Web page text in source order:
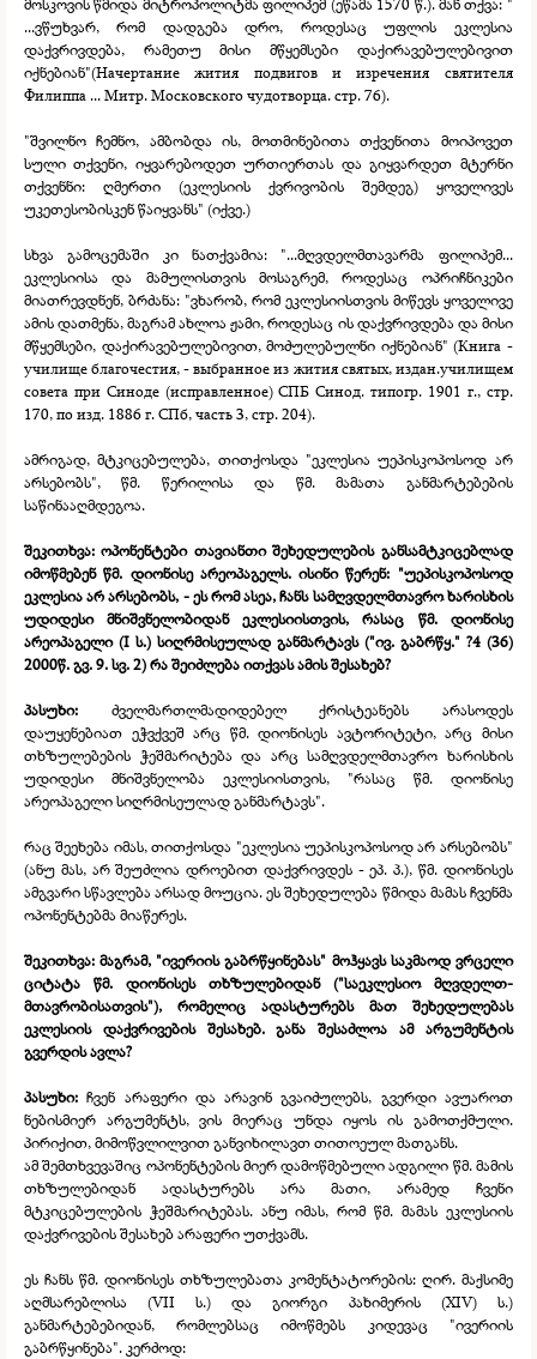
...ვწუხვარ, რომ დადგება დრო, როდესაც უფლის ეკლესია
დაქვრივდება, რამეთუ მისი მწყემსები დაქირავებულებივით
იქნებიან"(Начертание жития подвигов и изречения святителя
Филиппа ... Митр. Московского чудотворца. стр. 76).
"შვილნო ჩემნო, ამბობდა ის, მოთმინებითა თქვენითა მოიპოვეთ
სული თქვენი, იყვარებოდეთ ურთიერთას და გიყვარდეთ მტერნი
თქვენნი: ღმერთი (ეკლესიის ქვრივობის შემდეგ) ყოველივეს
უკეთესობისკენ წაიყვანს" (იქვე.)
სხვა გამოცემაში კი ნათქვამია: "...მღვდელმთავარმა ფილიპემ...
ეკლესიისა და მამულისთვის მოსაგრემ, როდესაც ოპრიჩნიკები
მიათრევდნენ, ბრძანა: "ვხარობ, რომ ეკლესიისთვის მიწევს ყოველივე
ამის დათმენა, მაგრამ ახლოა ჟამი, როდესაც ის დაქვრივდება და მისი
მწყემსები, დაქირავებულებივით, მოძულებულნი იქნებიან" (Книга -
училище благочестия, -выбранное из жития святых, издан.училищем
совета при Синоде (исправленное) СПБ Синод. типогр. 1901 г., стр.
170, по изд. 1886 г. СПб, часть 3, стр. 204).
ამრიგად, მტკიცებულება, თითქოსდა "ეკლესია უეპისკოპოსოდ არ
არსებობს", წმ. წერილისა და წმ. მამათა განმარტებების
საწინააღმდეგოა.
შეკითხვა: ოპონენტები თავიანთი შეხედულების განსამტკიცებლად
იმოწმებენ წმ. დიონისე არეოპაგელს. ისინი წერენ: "უეპისკოპოსოდ
ეკლესია არ არსებობს, -ეს რომ ასეა, ჩანს სამღვდელმთავრო ხარისხის
უდიდესი მნიშვნელობიდან ეკლესიისთვის, რასაც წმ. დიონისე
არეოპაგელი (I ს.) სიღრმისეულად განმარტავს ("ივ. გაბრწყ." ?4 (36)
2000წ. გვ. 9. სვ. 2) რა შეიძლება ითქვას ამის შესახებ?
პასუხი:
ძველმართლმადიდებელ ქრისტეანებს არასოდეს
დაუყენებიათ ეჭვქვეშ არც წმ. დიონისეს ავტორიტეტი, არც მისი
თხზულებების ჭეშმარიტება და არც სამღვდელმთავრო ხარისხის
უდიდესი მნიშვნელობა ეკლესიისთვის, "რასაც წმ. დიონისე
არეოპაგელი სიღრმისეულად განმარტავს".
რაც შეეხება იმას, თითქოსდა "ეკლესია უეპისკოპოსოდ არ არსებობს"
(ანუ მას, არ შეუძლია დროებით დაქვრივდეს - ეპ. პ.), წმ. დიონისეს
ამგვარი სწავლება არსად მოუცია. ეს შეხედულება წმიდა მამას ჩვენმა
ოპონენტებმა მიაწერეს.
შეკითხვა: მაგრამ, "ივერიის გაბრწყინებას" მოჰყავს საკმაოდ ვრცელი
ციტატა წმ. დიონისეს თხზულებიდან ("საეკლესიო მღვდელთ-
მთავრობისათვის"), რომელიც ადასტურებს მათ შეხედულებას
ეკლესიის დაქვრივების შესახებ. განა შესაძლოა ამ არგუმენტის
გვერდის ავლა?
პასუხი: ჩვენ არაფერი და არავინ გვაიძულებს, გვერდი ავუაროთ
ნებისმიერ არგუმენტს, ვის მიერაც უნდა იყოს ის გამოთქმული.
პირიქით, მიმოწვლილვით განვიხილავთ თითოეულ მათგანს.
ამ შემთხვევაშიც ოპონენტების მიერ დამოწმებული ადგილი წმ. მამის
თხზულებიდან ადასტურებს არა მათი, არამედ ჩვენი
მტკიცებულების ჭეშმარიტებას. ანუ იმას, რომ წმ. მამას ეკლესიის
დაქვრივების შესახებ არაფერი უთქვამს.
ეს ჩანს წმ. დიონისეს თხზულებათა კომენტატორების: ღირ. მაქსიმე
აღმსარებლისა (VII ს.) და გიორგი პახიმერის (XIV) ს.)
განმარტებებიდან, რომლებსაც იმოწმებს კიდევაც "ივერიის
გაბრწყინება". კერძოდ: